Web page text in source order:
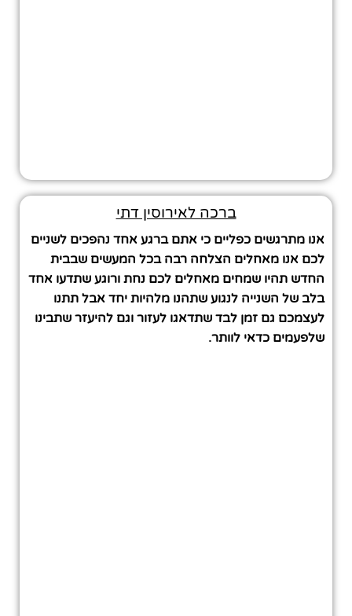
ברכה לאירוסין דתי
אנו מתרגשים כפליים כי אתם ברגע אחד נהפכים לשניים
לכם אנו מאחלים הצלחה רבה בכל המעשים שבבית
החדש תהיו שמחים מאחלים לכם נחת ורוגע שתדעו אחד
בלב של השנייה לנגוע שתהנו מלהיות יחד אבל תתנו
לעצמכם גם זמן לבד שתדאגו לעזור וגם להיעזר שתבינו
שלפעמים כדאי לוותר.